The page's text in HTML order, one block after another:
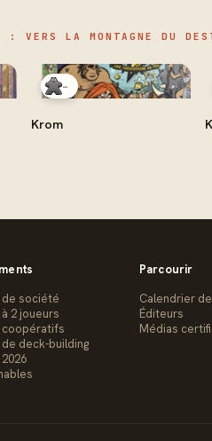
VERS LA MONTAGNE DU
-
Krom
de société
2 joueurs
coopératifs
deck-building
Parcourir
Calendrier
Éditeurs
Médias